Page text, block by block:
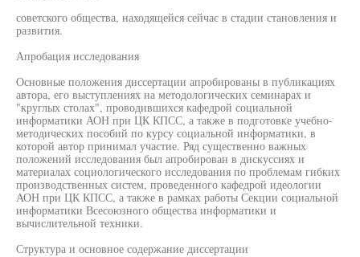
советского общества, находящейся сейчас в стадии становления и
развития.
Апробация исследования
Основные положения диссертации апробированы в публикациях
автора, его выступлениях на методологических семинарах и
"круглых столах", проводившихся кафедрой социальной
информатики АОН при ЦК КПСС, а также в подготовке учебно-
методических пособий по курсу социальной информатики, в
которой автор принимал участие. Ряд существенно важных
положений исследования был апробирован в дискуссиях и
материалах социологического исследования по проблемам гибких
производственных систем, проведенного кафедрой идеологии
АОН при ЦК КПСС, а также в рамках работы Секции социальной
информатики Всесоюзного общества информатики и
вычислительной техники.
Структура и основное содержание диссертации